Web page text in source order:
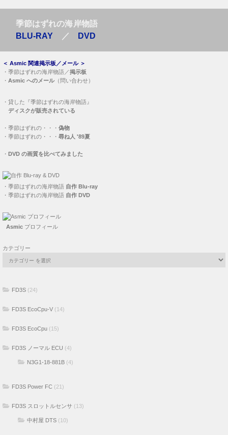
季節はずれの海岸物語
BLU-RAY ／ DVD
＜ Asmic 関連掲示板／メール＞
・ 季節はずれの海岸物語／掲示板
・ Asmic へのメール（問い合わせ）
・ 貸した『季節はずれの海岸物語』
ディスクが販売されている
・ 季節はずれの・・・ 偽物
・ 季節はずれの・・・ 尋ね人 '89夏
・ DVD の画質を比べてみました
・ 季節はずれの海岸物語 自作 Blu-ray
・ 季節はずれの海岸物語 自作 DVD
Asmicプロフィール
カテゴリー
FD3S (24)
FD3S EcoCpu-V (14)
FD3S EcoCpu (15)
FD3S ノーマル ECU (4)
N3G1-18-881B (4)
FD3S Power FC (21)
FD3S スロットルセンサ (13)
中村屋 DTS (10)